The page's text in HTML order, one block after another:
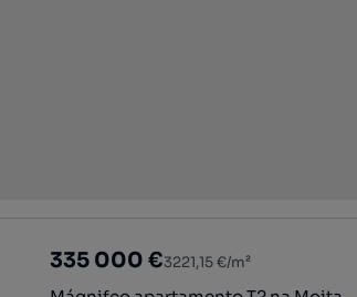
335 000 €3221,15 €/m²